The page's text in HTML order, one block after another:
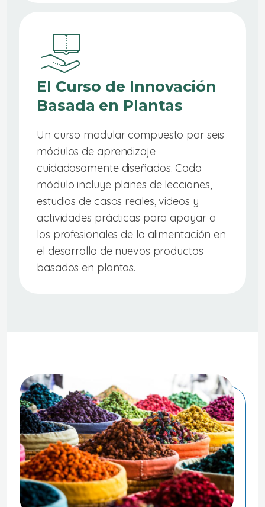
El Curso de Innovación
Basada en Plantas
Un curso modular compuesto por seis
módulos de aprendizaje
cuidadosamente diseñados. Cada
módulo incluye planes de lecciones,
estudios de casos reales, videos y
actividades prácticas para apoyar a
los profesionales de la alimentación en
el desarrollo de nuevos productos
basados en plantas.